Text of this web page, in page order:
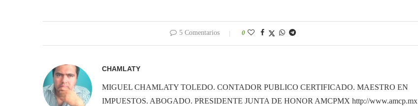
5 Comentarios 0
CHAMLATY
MIGUEL CHAMLATY TOLEDO. CONTADOR PUBLICO CERTIFICADO. MAESTRO EN
IMPUESTOS. ABOGADO. PRESIDENTE JUNTA DE HONOR AMCPMX http://www.amcp.mx